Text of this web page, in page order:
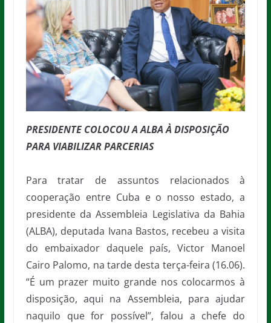
PRESIDENTE COLOCOU A ALBA À DISPOSIÇÃO
PARA VIABILIZAR PARCERIAS
Para tratar de assuntos relacionados à
cooperação entre Cuba e o nosso estado, a
presidente da Assembleia Legislativa da Bahia
(ALBA), deputada Ivana Bastos, recebeu a visita
do embaixador daquele país, Victor Manoel
Cairo Palomo, na tarde desta terça-feira (16.06).
“É um prazer muito grande nos colocarmos à
disposição, aqui na Assembleia, para ajudar
naquilo que for possível”, falou a chefe do